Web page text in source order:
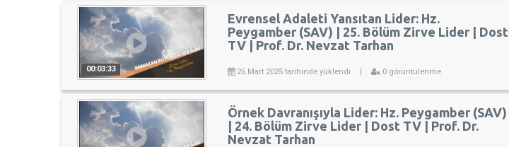
00:03:33
Evrensel Adaleti Yansıtan Lider: Hz.
Peygamber (SAV) | 25. Bölüm Zirve Lider | Dost
TV | Prof. Dr. Nevzat Tarhan
26 Mart 2025 tarihinde yüklendi 0 görüntülenme
Örnek Davranışıyla Lider: Hz. Peygamber (SAV)
| 24. Bölüm Zirve Lider | Dost TV | Prof. Dr.
Nevzat Tarhan